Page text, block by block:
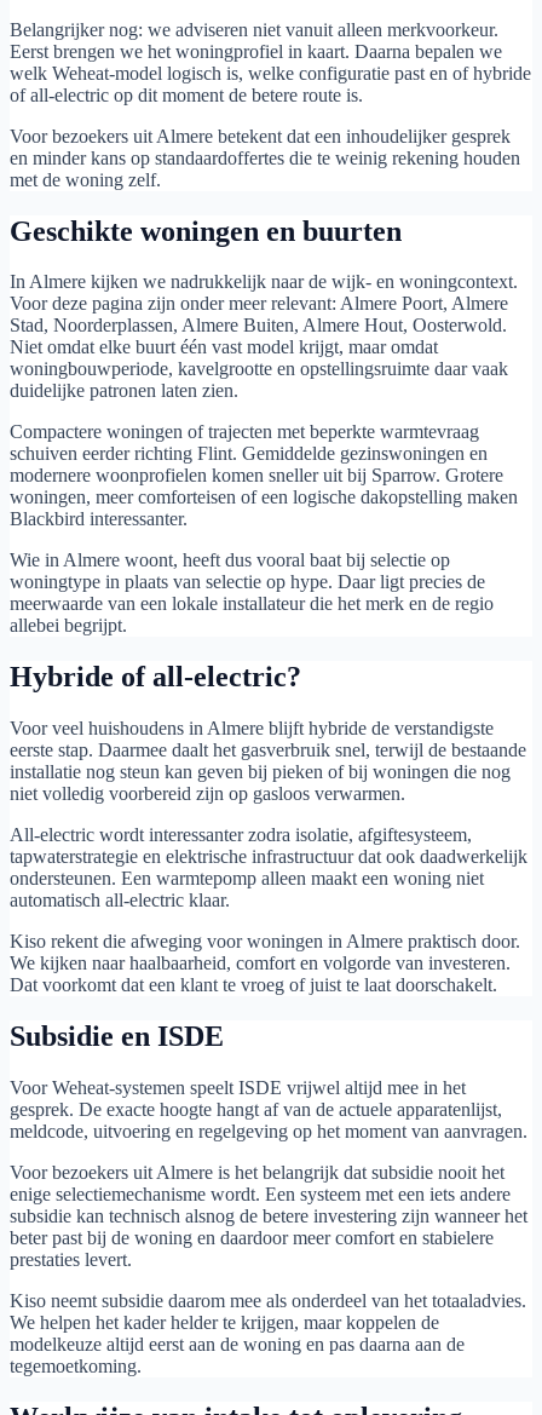
Belangrijker nog: we adviseren niet vanuit alleen merkvoorkeur.
Eerst brengen we het woningprofiel in kaart. Daarna bepalen we
welk Weheat-model logisch is, welke configuratie past en of hybride
of all-electric op dit moment de betere route is.
Voor bezoekers uit Almere betekent dat een inhoudelijker gesprek
en minder kans op standaardoffertes die te weinig rekening houden
met de woning zelf.
Geschikte woningen en buurten
In Almere kijken we nadrukkelijk naar de wijk- en woningcontext.
Voor deze pagina zijn onder meer relevant: Almere Poort, Almere
Stad, Noorderplassen, Almere Buiten, Almere Hout, Oosterwold.
Niet omdat elke buurt één vast model krijgt, maar omdat
woningbouwperiode, kavelgrootte en opstellingsruimte daar vaak
duidelijke patronen laten zien.
Compactere woningen of trajecten met beperkte warmtevraag
schuiven eerder richting Flint. Gemiddelde gezinswoningen en
modernere woonprofielen komen sneller uit bij Sparrow. Grotere
woningen, meer comforteisen of een logische dakopstelling maken
Blackbird interessanter.
Wie in Almere woont, heeft dus vooral baat bij selectie op
woningtype in plaats van selectie op hype. Daar ligt precies de
meerwaarde van een lokale installateur die het merk en de regio
allebei begrijpt.
Hybride of all-electric?
Voor veel huishoudens in Almere blijft hybride de verstandigste
eerste stap. Daarmee daalt het gasverbruik snel, terwijl de bestaande
installatie nog steun kan geven bij pieken of bij woningen die nog
niet volledig voorbereid zijn op gasloos verwarmen.
All-electric wordt interessanter zodra isolatie, afgiftesysteem,
tapwaterstrategie en elektrische infrastructuur dat ook daadwerkelijk
ondersteunen. Een warmtepomp alleen maakt een woning niet
automatisch all-electric klaar.
Kiso rekent die afweging voor woningen in Almere praktisch door.
We kijken naar haalbaarheid, comfort en volgorde van investeren.
Dat voorkomt dat een klant te vroeg of juist te laat doorschakelt.
Subsidie en ISDE
Voor Weheat-systemen speelt ISDE vrijwel altijd mee in het
gesprek. De exacte hoogte hangt af van de actuele apparatenlijst,
meldcode, uitvoering en regelgeving op het moment van aanvragen.
Voor bezoekers uit Almere is het belangrijk dat subsidie nooit het
enige selectiemechanisme wordt. Een systeem met een iets andere
subsidie kan technisch alsnog de betere investering zijn wanneer het
beter past bij de woning en daardoor meer comfort en stabielere
prestaties levert.
Kiso neemt subsidie daarom mee als onderdeel van het totaaladvies.
We helpen het kader helder te krijgen, maar koppelen de
modelkeuze altijd eerst aan de woning en pas daarna aan de
tegemoetkoming.